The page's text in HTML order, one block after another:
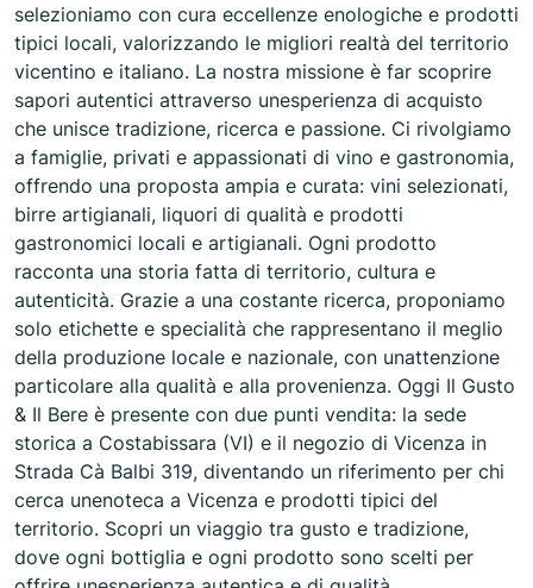
selezioniamo con cura eccellenze enologiche e prodotti
tipici locali, valorizzando le migliori realtà del territorio
vicentino e italiano. La nostra missione è far scoprire
sapori autentici attraverso unesperienza di acquisto
che unisce tradizione, ricerca e passione. Ci rivolgiamo
a famiglie, privati e appassionati di vino e gastronomia,
offrendo una proposta ampia e curata: vini selezionati,
birre artigianali, liquori di qualità e prodotti
gastronomici locali e artigianali. Ogni prodotto
racconta una storia fatta di territorio, cultura e
autenticità. Grazie a una costante ricerca, proponiamo
solo etichette e specialità che rappresentano il meglio
della produzione locale e nazionale, con unattenzione
particolare alla qualità e alla provenienza. Oggi Il Gusto
& Il Bere è presente con due punti vendita: la sede
storica a Costabissara (VI) e il negozio di Vicenza in
Strada Cà Balbi 319, diventando un riferimento per chi
cerca unenoteca a Vicenza e prodotti tipici del
territorio. Scopri un viaggio tra gusto e tradizione,
dove ogni bottiglia e ogni prodotto sono scelti per